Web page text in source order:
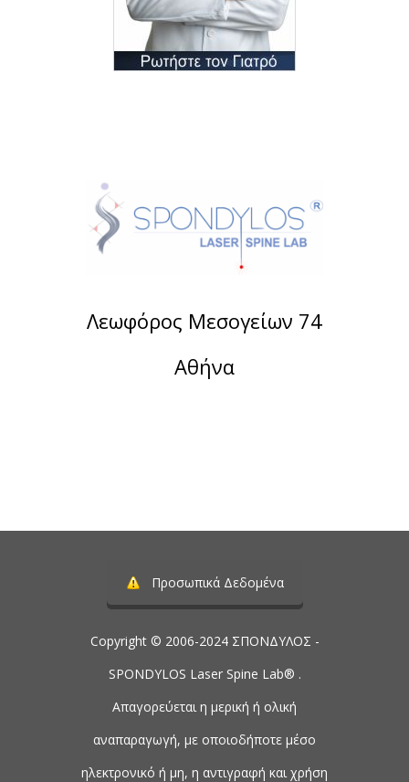
Λεωφόρος Μεσογείων 74
Αθήνα
Προσωπικά Δεδομένα
Copyright © 2006-2024 ΣΠΟΝΔΥΛΟΣ -
SPONDYLOS Laser Spine Lab® .
Απαγορεύεται η μερική ή ολική
αναπαραγωγή, με οποιοδήποτε μέσο
ηλεκτρονικό ή μη, η αντιγραφή και χρήση